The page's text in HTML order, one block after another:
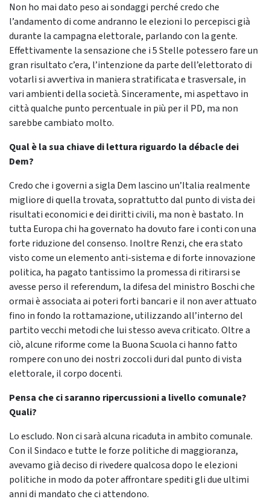
Non ho mai dato peso ai sondaggi perché credo che
l’andamento di come andranno le elezioni lo percepisci già
durante la campagna elettorale, parlando con la gente.
Effettivamente la sensazione che i 5 Stelle potessero fare un
gran risultato c’era, l’intenzione da parte dell’elettorato di
votarli si avvertiva in maniera stratificata e trasversale, in
vari ambienti della società. Sinceramente, mi aspettavo in
città qualche punto percentuale in più per il PD, ma non
sarebbe cambiato molto.
Qual è la sua chiave di lettura riguardo la débacle dei
Dem?
Credo che i governi a sigla Dem lascino un’Italia realmente
migliore di quella trovata, soprattutto dal punto di vista dei
risultati economici e dei diritti civili, ma non è bastato. In
tutta Europa chi ha governato ha dovuto fare i conti con una
forte riduzione del consenso. Inoltre Renzi, che era stato
visto come un elemento anti-sistema e di forte innovazione
politica, ha pagato tantissimo la promessa di ritirarsi se
avesse perso il referendum, la difesa del ministro Boschi che
ormai è associata ai poteri forti bancari e il non aver attuato
fino in fondo la rottamazione, utilizzando all’interno del
partito vecchi metodi che lui stesso aveva criticato. Oltre a
ciò, alcune riforme come la Buona Scuola ci hanno fatto
rompere con uno dei nostri zoccoli duri dal punto di vista
elettorale, il corpo docenti.
Pensa che ci saranno ripercussioni a livello comunale?
Quali?
Lo escludo. Non ci sarà alcuna ricaduta in ambito comunale.
Con il Sindaco e tutte le forze politiche di maggioranza,
avevamo già deciso di rivedere qualcosa dopo le elezioni
politiche in modo da poter affrontare spediti gli due ultimi
anni di mandato che ci attendono.